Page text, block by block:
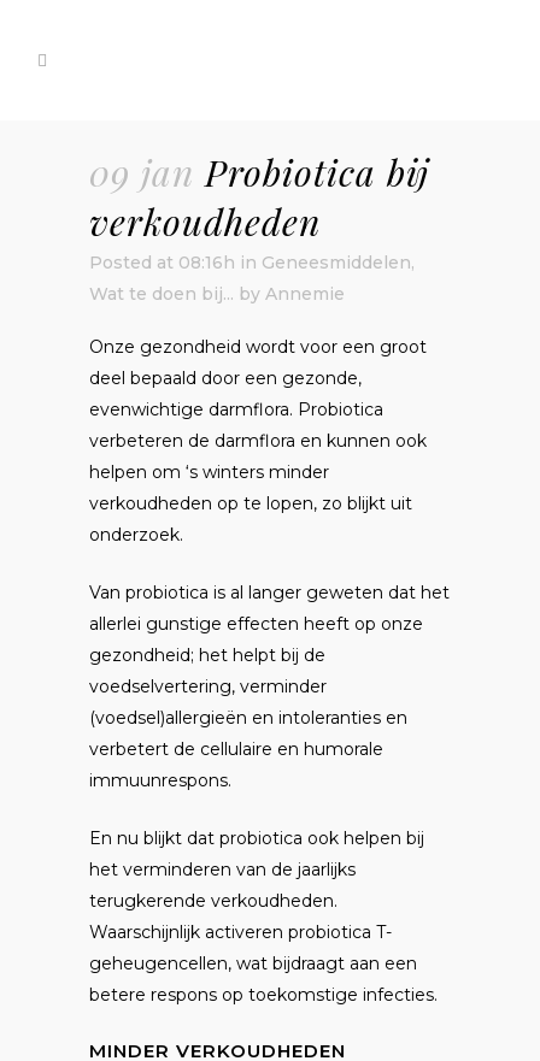
09 jan Probiotica bij
verkoudheden
Posted at 08:16h in Geneesmiddelen,
Wat te doen bij... by Annemie
Onze gezondheid wordt voor een groot
deel bepaald door een gezonde,
evenwichtige darmflora. Probiotica
verbeteren de darmflora en kunnen ook
helpen om ‘s winters minder
verkoudheden op te lopen, zo blijkt uit
onderzoek.
Van probiotica is al langer geweten dat het
allerlei gunstige effecten heeft op onze
gezondheid; het helpt bij de
voedselvertering, verminder
(voedsel)allergieën en intoleranties en
verbetert de cellulaire en humorale
immuunrespons.
En nu blijkt dat probiotica ook helpen bij
het verminderen van de jaarlijks
terugkerende verkoudheden.
Waarschijnlijk activeren probiotica T-
geheugencellen, wat bijdraagt aan een
betere respons op toekomstige infecties.
MINDER VERKOUDHEDEN